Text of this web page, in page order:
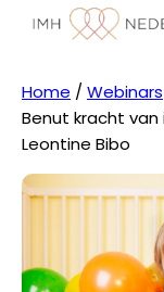
Home / Webinars
Benut kracht
Leontine Bibo